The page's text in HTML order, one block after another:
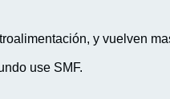
y vuelven
use SMF.